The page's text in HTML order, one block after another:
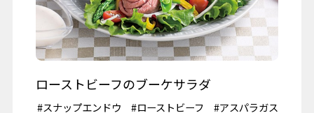
ローストビーフのブーケサラダ
#スナップエンドウ #ローストビーフ #アスパラガス